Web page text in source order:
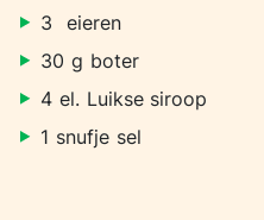
3 eieren
30 g boter
4 el. Luikse siroop
1 snufje sel